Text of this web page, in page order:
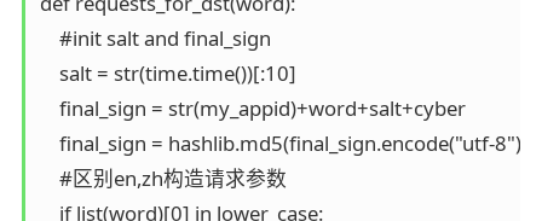
    #init salt and final_sign
    salt = str(time.time())[:10]
    final_sign = str(my_appid)+word+salt+cyber
final_sign = hashlib.md5(final_sign.encode("utf-
    #区别en,zh构造请求参数
    if list(word)[0] in lower_case: